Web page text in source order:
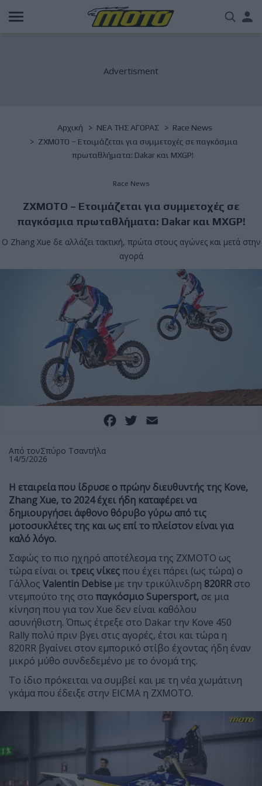
Παράκαμψη
προς
Breadcrumb
Αρχική NΕΑ ΤΗΣ ΑΓΟΡΑΣ
Race News
ZXMOTO – Ετοιμάζεται για συμμετοχές σε παγκόσμια
πρωταθλήματα: Dakar και MXGP!
Race News
ZXMOTO – Ετοιμάζεται για συμμετοχές σε
παγκόσμια πρωταθλήματα: Dakar και MXGP!
Ο Zhang Xue δε αλλάζει τακτική, πρώτα στους αγώνες και μετά στην
αγορά
Facebook
Twitter
Από τονΣπύρο Τσαντήλα
14/5/2026
Η εταιρεία που ίδρυσε ο πρώην διευθυντής της Kove,
Zhang Xue, το 2024 έχει ήδη καταφέρει να
δημιουργήσει άφθονο θόρυβο γύρω από τις
μοτοσυκλέτες της και ως επί το πλείστον είναι για
καλό λόγο.
Σαφώς το πιο ηχηρό αποτέλεσμα της ΖΧΜΟΤΟ ως
τώρα είναι οιτρεις νίκεςπου έχει πάρει (ως τώρα) ο
Γάλλος Valentin Debise με την τρικύλινδρη 820RRστο
ντεμπούτο της στο παγκόσμιο Supersport, σε μια
κίνηση που για τον Xue δεν είναι καθόλου
ασυνήθιστη. Όπως έτρεξε στο Dakar την Kove 450
Rally πολύ πριν βγει στις αγορές, έτσι και τώρα η
820RR βγαίνει στον εμπορικό στίβο έχοντας ήδη έναν
μικρό μύθο συνδεδεμένο με το όνομά της.
Το ίδιο πρόκειται να συμβεί και με τη νέα χωμάτινη
γκάμα που έδειξε στην EICMA η ΖΧΜΟΤΟ.